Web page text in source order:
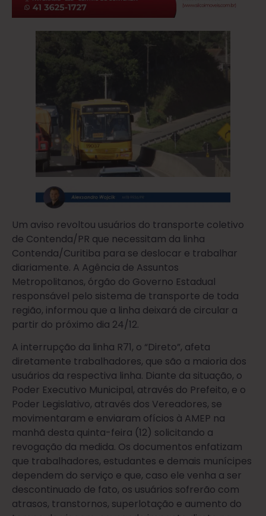
Um aviso revoltou usuários do transporte coletivo
de Contenda/PR que necessitam da linha
Contenda/Curitiba para se deslocar e trabalhar
diariamente. A Agência de Assuntos
Metropolitanos, órgão do Governo Estadual
responsável pelo sistema de transporte de toda
região, informou que a linha deixará de circular a
partir do próximo dia 24/12.
A interrupção da linha R71, o “Direto”, afeta
diretamente trabalhadores, que são a maioria dos
usuários da respectiva linha. Diante da situação, o
Poder Executivo Municipal, através do Prefeito, e o
Poder Legislativo, através dos Vereadores, se
movimentaram e enviaram ofícios à AMEP na
manhã desta quinta-feira (12) solicitando a
revogação da medida. Os documentos enfatizam
que trabalhadores, estudantes e demais munícipes
dependem do serviço e que, caso ele venha a ser
descontinuado de fato, os usuários sofrerão com
atrasos, transtornos, superlotação e aumento do